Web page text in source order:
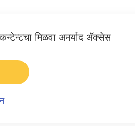
मिळवा अमर्याद ॲक्सेस